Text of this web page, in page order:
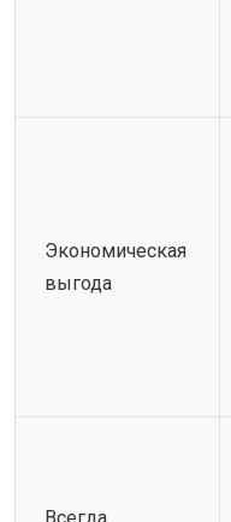
Экономическая
выгода